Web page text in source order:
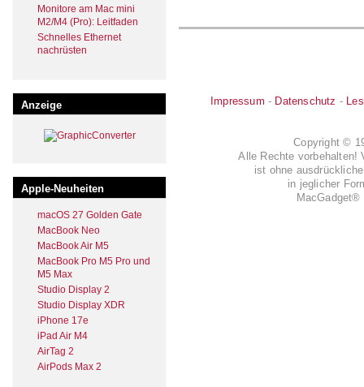
Monitore am Mac mini
M2/M4 (Pro): Leitfaden
Schnelles Ethernet
nachrüsten
Anzeige
Apple-Neuheiten
macOS 27 Golden Gate
MacBook Neo
MacBook Air M5
MacBook Pro M5 Pro und
M5 Max
Studio Display 2
Studio Display XDR
iPhone 17e
iPad Air M4
AirTag 2
AirPods Max 2
Impressum - Datenschutz -
Copyright ©
Alle Rechte vorbehalten!
ist ohne
in jeglicher
MacGadget®